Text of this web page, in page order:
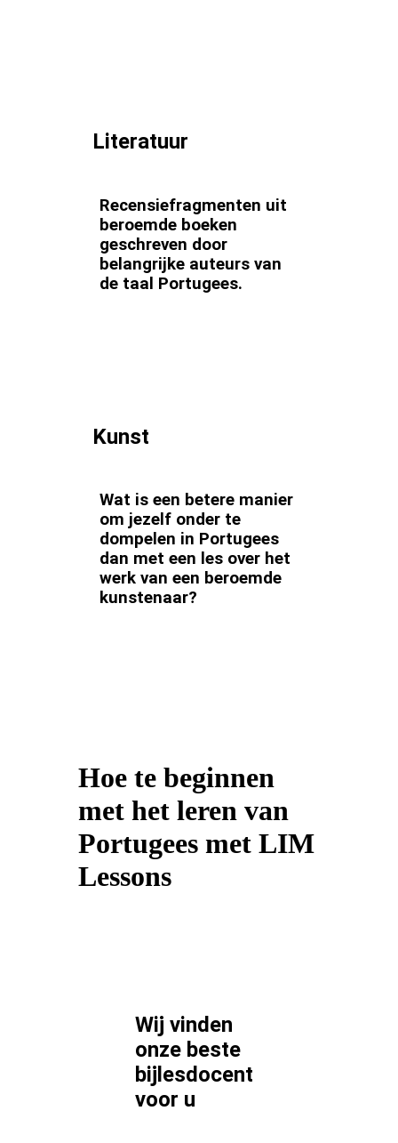
Literatuur
Recensiefragmenten uit
beroemde boeken
geschreven door
belangrijke auteurs van
de taal Portugees.
Kunst
Wat is een betere manier
om jezelf onder te
dompelen in Portugees
dan met een les over het
werk van een beroemde
kunstenaar?
Hoe te beginnen
met het leren van
Portugees met LIM
Lessons
Wij vinden
onze beste
bijlesdocent
voor u